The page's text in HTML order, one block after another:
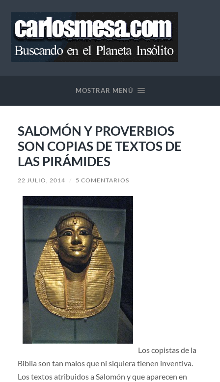
MOSTRAR MENÚ
SALOMÓN Y PROVERBIOS
SON COPIAS DE TEXTOS DE
LAS PIRÁMIDES
22 JULIO, 2014 / 5 COMENTARIOS
Los copistas de la
Biblia son tan malos que ni siquiera tienen inventiva.
Los textos atribuidos a Salomón y que aparecen en